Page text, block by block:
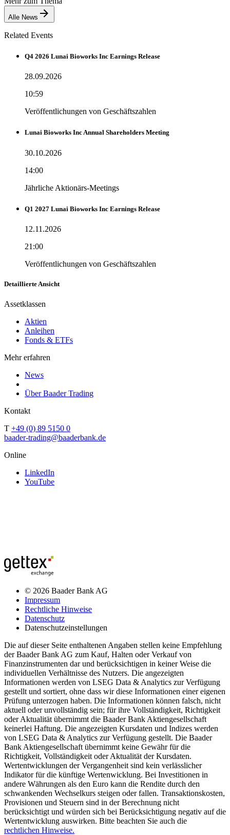
Alle News
Related Events
Q4 2026 Lunai Bioworks Inc Earnings Release
28.09.2026
10:59
Veröffentlichungen von Geschäftszahlen
Lunai Bioworks Inc Annual Shareholders Meeting
30.10.2026
14:00
Jährliche Aktionärs-Meetings
Q1 2027 Lunai Bioworks Inc Earnings Release
12.11.2026
21:00
Veröffentlichungen von Geschäftszahlen
Detaillierte Ansicht
Assetklassen
Aktien
Anleihen
Fonds & ETFs
Mehr erfahren
News
Über Baader Trading
Kontakt
T +49 (0) 89 5150 0
baader-trading@baaderbank.de
Online
LinkedIn
YouTube
© 2026 Baader Bank AG
Impressum
Rechtliche Hinweise
Datenschutz
Datenschutzeinstellungen
Die auf dieser Seite enthaltenen Angaben stellen keine Empfehlung
der Baader Bank AG zum Kauf, Halten oder Verkauf von
Finanzinstrumenten dar und berücksichtigen in keiner Weise die
individuellen Verhältnisse des Nutzers. Die angezeigten
Informationen werden von LSEG Data & Analytics zur Verfügung
gestellt und sortiert, ohne dass wir diese Informationen einer eigenen
Prüfung unterzogen haben. Die Informationen können falsch, nicht
aktuell oder unvollständig sein; für ihre Vollständigkeit, Richtigkeit
oder Aktualität übernimmt die Baader Bank Aktiengesellschaft
keinerlei Haftung. Die angezeigten Kursdaten und Indizes werden
von LSEG Data & Analytics zur Verfügung gestellt. Die Baader
Bank Aktiengesellschaft übernimmt keine Gewähr für die
Richtigkeit, Vollständigkeit oder Aktualität der Kursdaten.
Wertentwicklungen der Vergangenheit sind kein verlässlicher
Indikator für die künftige Wertenwicklung. Bei Investitionen in
andere Währungen als den Euro kann die Rendite durch den
schwankenden Wechselkurs steigen oder fallen. Transaktionskosten,
Provisionen und Steuern sind in der Berechnung nicht
berücksichtigt und würden sich bei Berücksichtigung negativ auf die
Wertentwicklung auswirken. Bitte beachten Sie auch die
rechtlichen Hinweise.